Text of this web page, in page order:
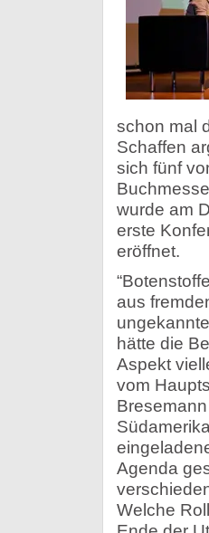
schon mal
Schaffen
sich fünf
wurde am
erste
eröffnet.
aus
hätte die
Aspekt
vom
Agenda
Welche